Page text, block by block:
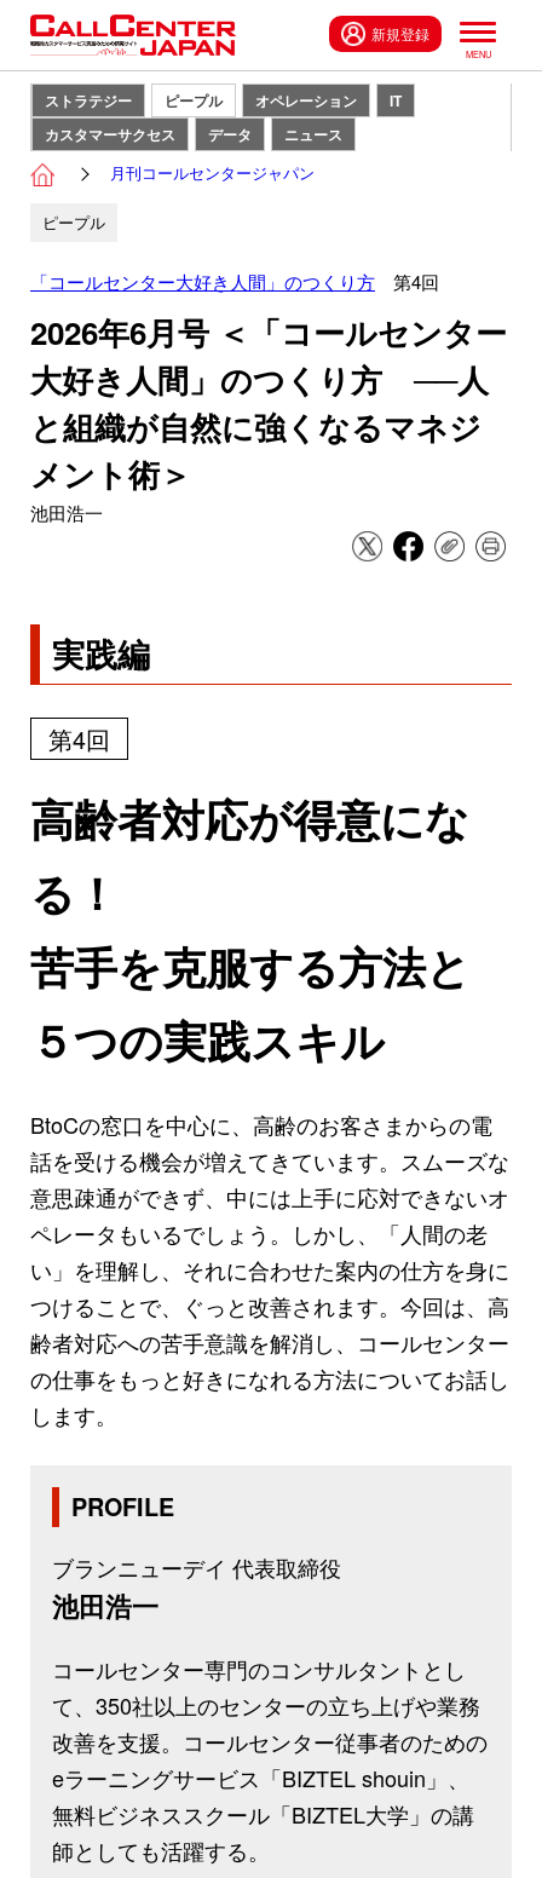
新規登録
ストラテジー ピープル オペレーション
IT
カスタマーサクセス
データ ニュース
月刊コールセンタージャパン
ピープル
「コールセンター大好き人間」のつくり方 第4回
2026年6月号 ＜「コールセンター
大好き人間」のつくり方 ──人
と組織が自然に強くなるマネジ
メント術＞
池田浩一
実践編
第4回
高齢者対応が得意にな
る！
苦手を克服する方法と
５つの実践スキル
BtoCの窓口を中心に、高齢のお客さまからの電
話を受ける機会が増えてきています。スムーズな
意思疎通ができず、中には上手に応対できないオ
ペレータもいるでしょう。しかし、「人間の老
い」を理解し、それに合わせた案内の仕方を身に
つけることで、ぐっと改善されます。今回は、高
齢者対応への苦手意識を解消し、コールセンター
の仕事をもっと好きになれる方法についてお話し
します。
PROFILE
ブランニューデイ 代表取締役
池田浩一
コールセンター専門のコンサルタントとし
て、350社以上のセンターの立ち上げや業務
改善を支援。コールセンター従事者のための
eラーニングサービス「BIZTEL shouin」、
無料ビジネススクール「BIZTEL大学」の講
師としても活躍する。